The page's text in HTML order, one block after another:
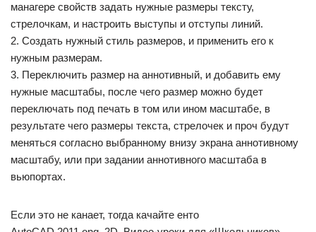
манагере свойств задать нужные размеры тексту,
стрелочкам, и настроить выступы и отступы линий.
2. Создать нужный стиль размеров, и применить его к
нужным размерам.
3. Переключить размер на аннотивный, и добавить ему
нужные масштабы, после чего размер можно будет
переключать под печать в том или ином масштабе, в
результате чего размеры текста, стрелочек и проч будут
меняться согласно выбранному внизу экрана аннотивному
масштабу, или при задании аннотивного масштаба в
вьюпортах.
Если это не канает, тогда качайте енто